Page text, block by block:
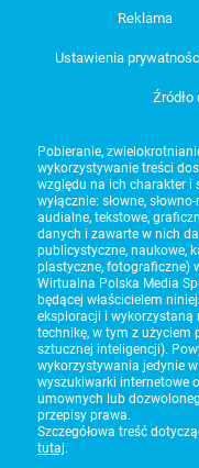
Reklama
Ustawienia
Źródło
Pobieranie,
wykorzystywanie treści
względu na ich charakter i
wyłącznie: słowne,
audialne, tekstowe,
danych i zawarte w nich
publicystyczne, naukowe,
plastyczne, fotograficzne)
Wirtualna Polska Media
będącej właścicielem
eksploracji i
technikę, w tym z
sztucznej inteligencji).
wykorzystywania jedynie
wyszukiwarki internetowe
umownych lub
przepisy prawa.
Szczegółowa treść
tutaj.